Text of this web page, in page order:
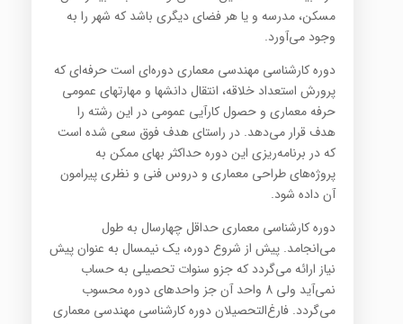
مسکن، مدرسه و یا هر فضای دیگری باشد که شهر را به
وجود می‌آورد.
دوره کارشناسی مهندسی معماری دوره‌ای است حرفه‌ای که
پرورش استعداد خلاقه، انتقال دانشها و مهارتهای عمومی
حرفه معماری و حصول کارآیی عمومی در این رشته را
هدف قرار می‌دهد. در راستای هدف فوق سعی شده است
که در برنامه‌ریزی این دوره حداکثر بهای ممکن به
پروژه‌های طراحی معماری و دروس فنی و نظری پیرامون
آن داده شود.
دوره کارشناسی معماری حداقل چهارسال به طول
می‌انجامد. پیش از شروع دوره، یک نیمسال به عنوان پیش
نیاز ارائه می‌گردد که جزو سنوات تحصیلی به حساب
نمی‌آید ولی 8 واحد آن جز واحدهای دوره محسوب
می‌گردد. فارغ‌التحصیلان دوره کارشناسی مهندسی معماری